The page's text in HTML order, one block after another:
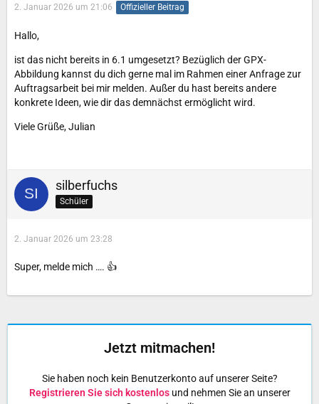
2. Januar 2026 um 21:06 Offizieller Beitrag
Hallo,
ist das nicht bereits in 6.1 umgesetzt? Bezüglich der GPX-
Abbildung kannst du dich gerne mal im Rahmen einer Anfrage zur
Auftragsarbeit bei mir melden. Außer du hast bereits andere
konkrete Ideen, wie dir das demnächst ermöglicht wird.
Viele Grüße, Julian
silberfuchs
Schüler
2. Januar 2026 um 23:28
Super, melde mich …. 👍
Jetzt mitmachen!
Sie haben noch kein Benutzerkonto auf unserer Seite?
Registrieren Sie sich kostenlosund nehmen Sie an unserer